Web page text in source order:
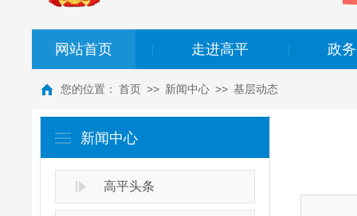
网站首页 走进高平 政
您的位置： 首页 >> 新闻中心 >> 基层动态
新闻中心
高平头条